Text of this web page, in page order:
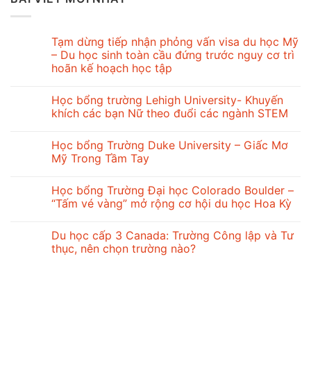
Tạm dừng tiếp nhận phỏng vấn visa du học Mỹ
– Du học sinh toàn cầu đứng trước nguy cơ trì
hoãn kế hoạch học tập
Học bổng trường Lehigh University- Khuyến
khích các bạn Nữ theo đuổi các ngành STEM
Học bổng Trường Duke University – Giấc Mơ
Mỹ Trong Tầm Tay
Học bổng Trường Đại học Colorado Boulder –
“Tấm vé vàng” mở rộng cơ hội du học Hoa Kỳ
Du học cấp 3 Canada: Trường Công lập và Tư
thục, nên chọn trường nào?